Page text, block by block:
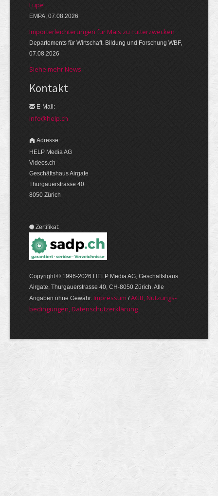
Lupe
EMPA, 07.08.2026
Importerleichterungen für Mais zu Futterzwecken
Departements für Wirtschaft, Bildung und Forschung WBF,
07.08.2026
Siehe mehr News
Kontakt
E-Mail:
info@help.ch
Adresse:
HELP Media AG
Videos.ch
Geschäftshaus Airgate
Thurgauerstrasse 40
8050 Zürich
Zertifikat:
Copyright © 1996-2026 HELP Media AG, Geschäftshaus
Airgate, Thurgauer­strasse 40, CH-8050 Zürich. Alle
Angaben ohne Gewähr. Im­pres­sum /AGB, Nut­zungs­
bedin­gungen, Daten­schutz­er­klärung